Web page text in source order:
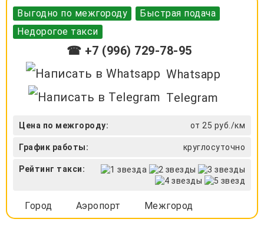
Выгодно по межгороду
Быстрая подача
Недорогое такси
☎ +7 (996) 729-78-95
Whatsapp
Telegram
Цена по межгороду: от 25 руб./км
График работы: круглосуточно
Рейтинг такси:
Город Аэропорт Межгород